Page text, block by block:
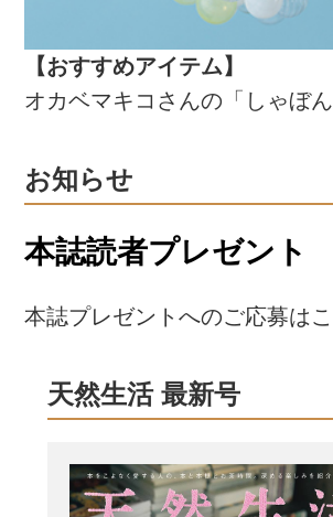
【おすすめアイテム】
オカベマキコさんの「しゃぼん
お知らせ
本誌読者プレゼント
本誌プレゼントへのご応募はこ
天然生活 最新号